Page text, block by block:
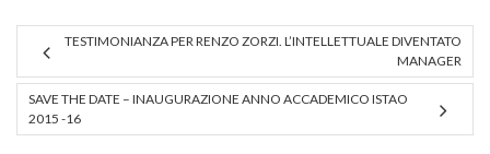
TESTIMONIANZA PER RENZO ZORZI. L’INTELLETTUALE DIVENTATO
MANAGER
SAVE THE DATE – INAUGURAZIONE ANNO ACCADEMICO ISTAO
2015 -16